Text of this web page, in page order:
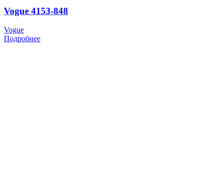
Vogue 4153-848
Vogue
Подробнее